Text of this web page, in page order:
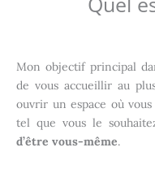
Mon objectif principal
de vous accueillir au
ouvrir un espace où
tel que vous le
d’être vous-même.